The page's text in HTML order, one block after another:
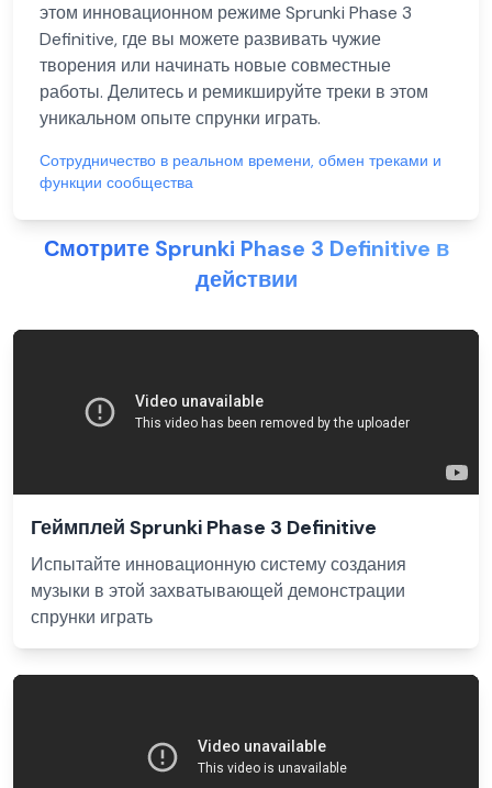
этом инновационном режиме Sprunki Phase 3
Definitive, где вы можете развивать чужие
творения или начинать новые совместные
работы. Делитесь и ремикшируйте треки в этом
уникальном опыте спрунки играть.
Сотрудничество в реальном времени, обмен треками и
функции сообщества
Смотрите Sprunki Phase 3 Definitive в
действии
Геймплей Sprunki Phase 3 Definitive
Испытайте инновационную систему создания
музыки в этой захватывающей демонстрации
спрунки играть